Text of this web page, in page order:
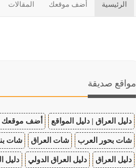
الرئيسية أضف موقعك المقالات
مواقع صديقة
دليل العراق | دليل المواقع أضف موقعك |
شات بحور العرب شات العراق شات
دليل العراق دليل العراق الدولي دليل